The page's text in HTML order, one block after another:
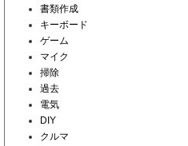
書類作成
キーボード
ゲーム
マイク
掃除
過去
電気
DIY
クルマ